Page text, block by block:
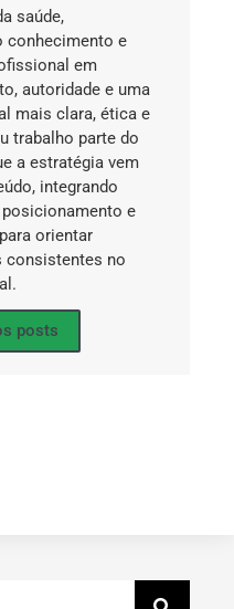
saúde,
conhecimento e
em
autoridade e uma
mais clara, ética e
trabalho parte do
a estratégia vem
integrando
e
orientar
consistentes no
posts